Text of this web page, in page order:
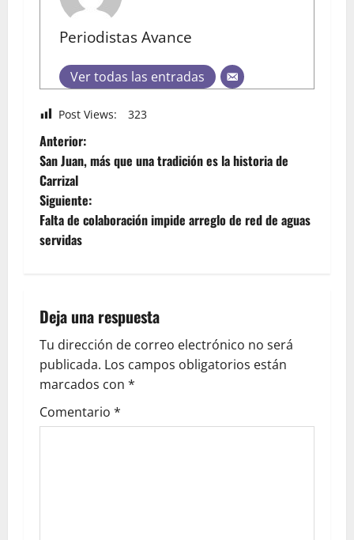
Periodistas Avance
Ver todas las entradas
Post Views: 323
Anterior:
San Juan, más que una tradición es la historia de
Carrizal
Siguiente:
Falta de colaboración impide arreglo de red de aguas
servidas
Deja una respuesta
Tu dirección de correo electrónico no será
publicada. Los campos obligatorios están
marcados con *
Comentario *